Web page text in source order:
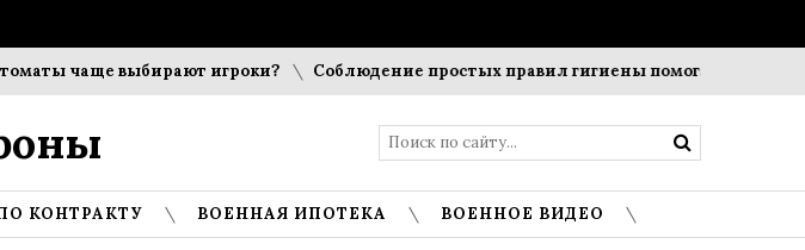
чаще выбирают игроки? Соблюдение простых правил гигиены помогает
КОНТРАКТУ ВОЕННАЯ ИПОТЕКА ВОЕННОЕ ВИДЕО